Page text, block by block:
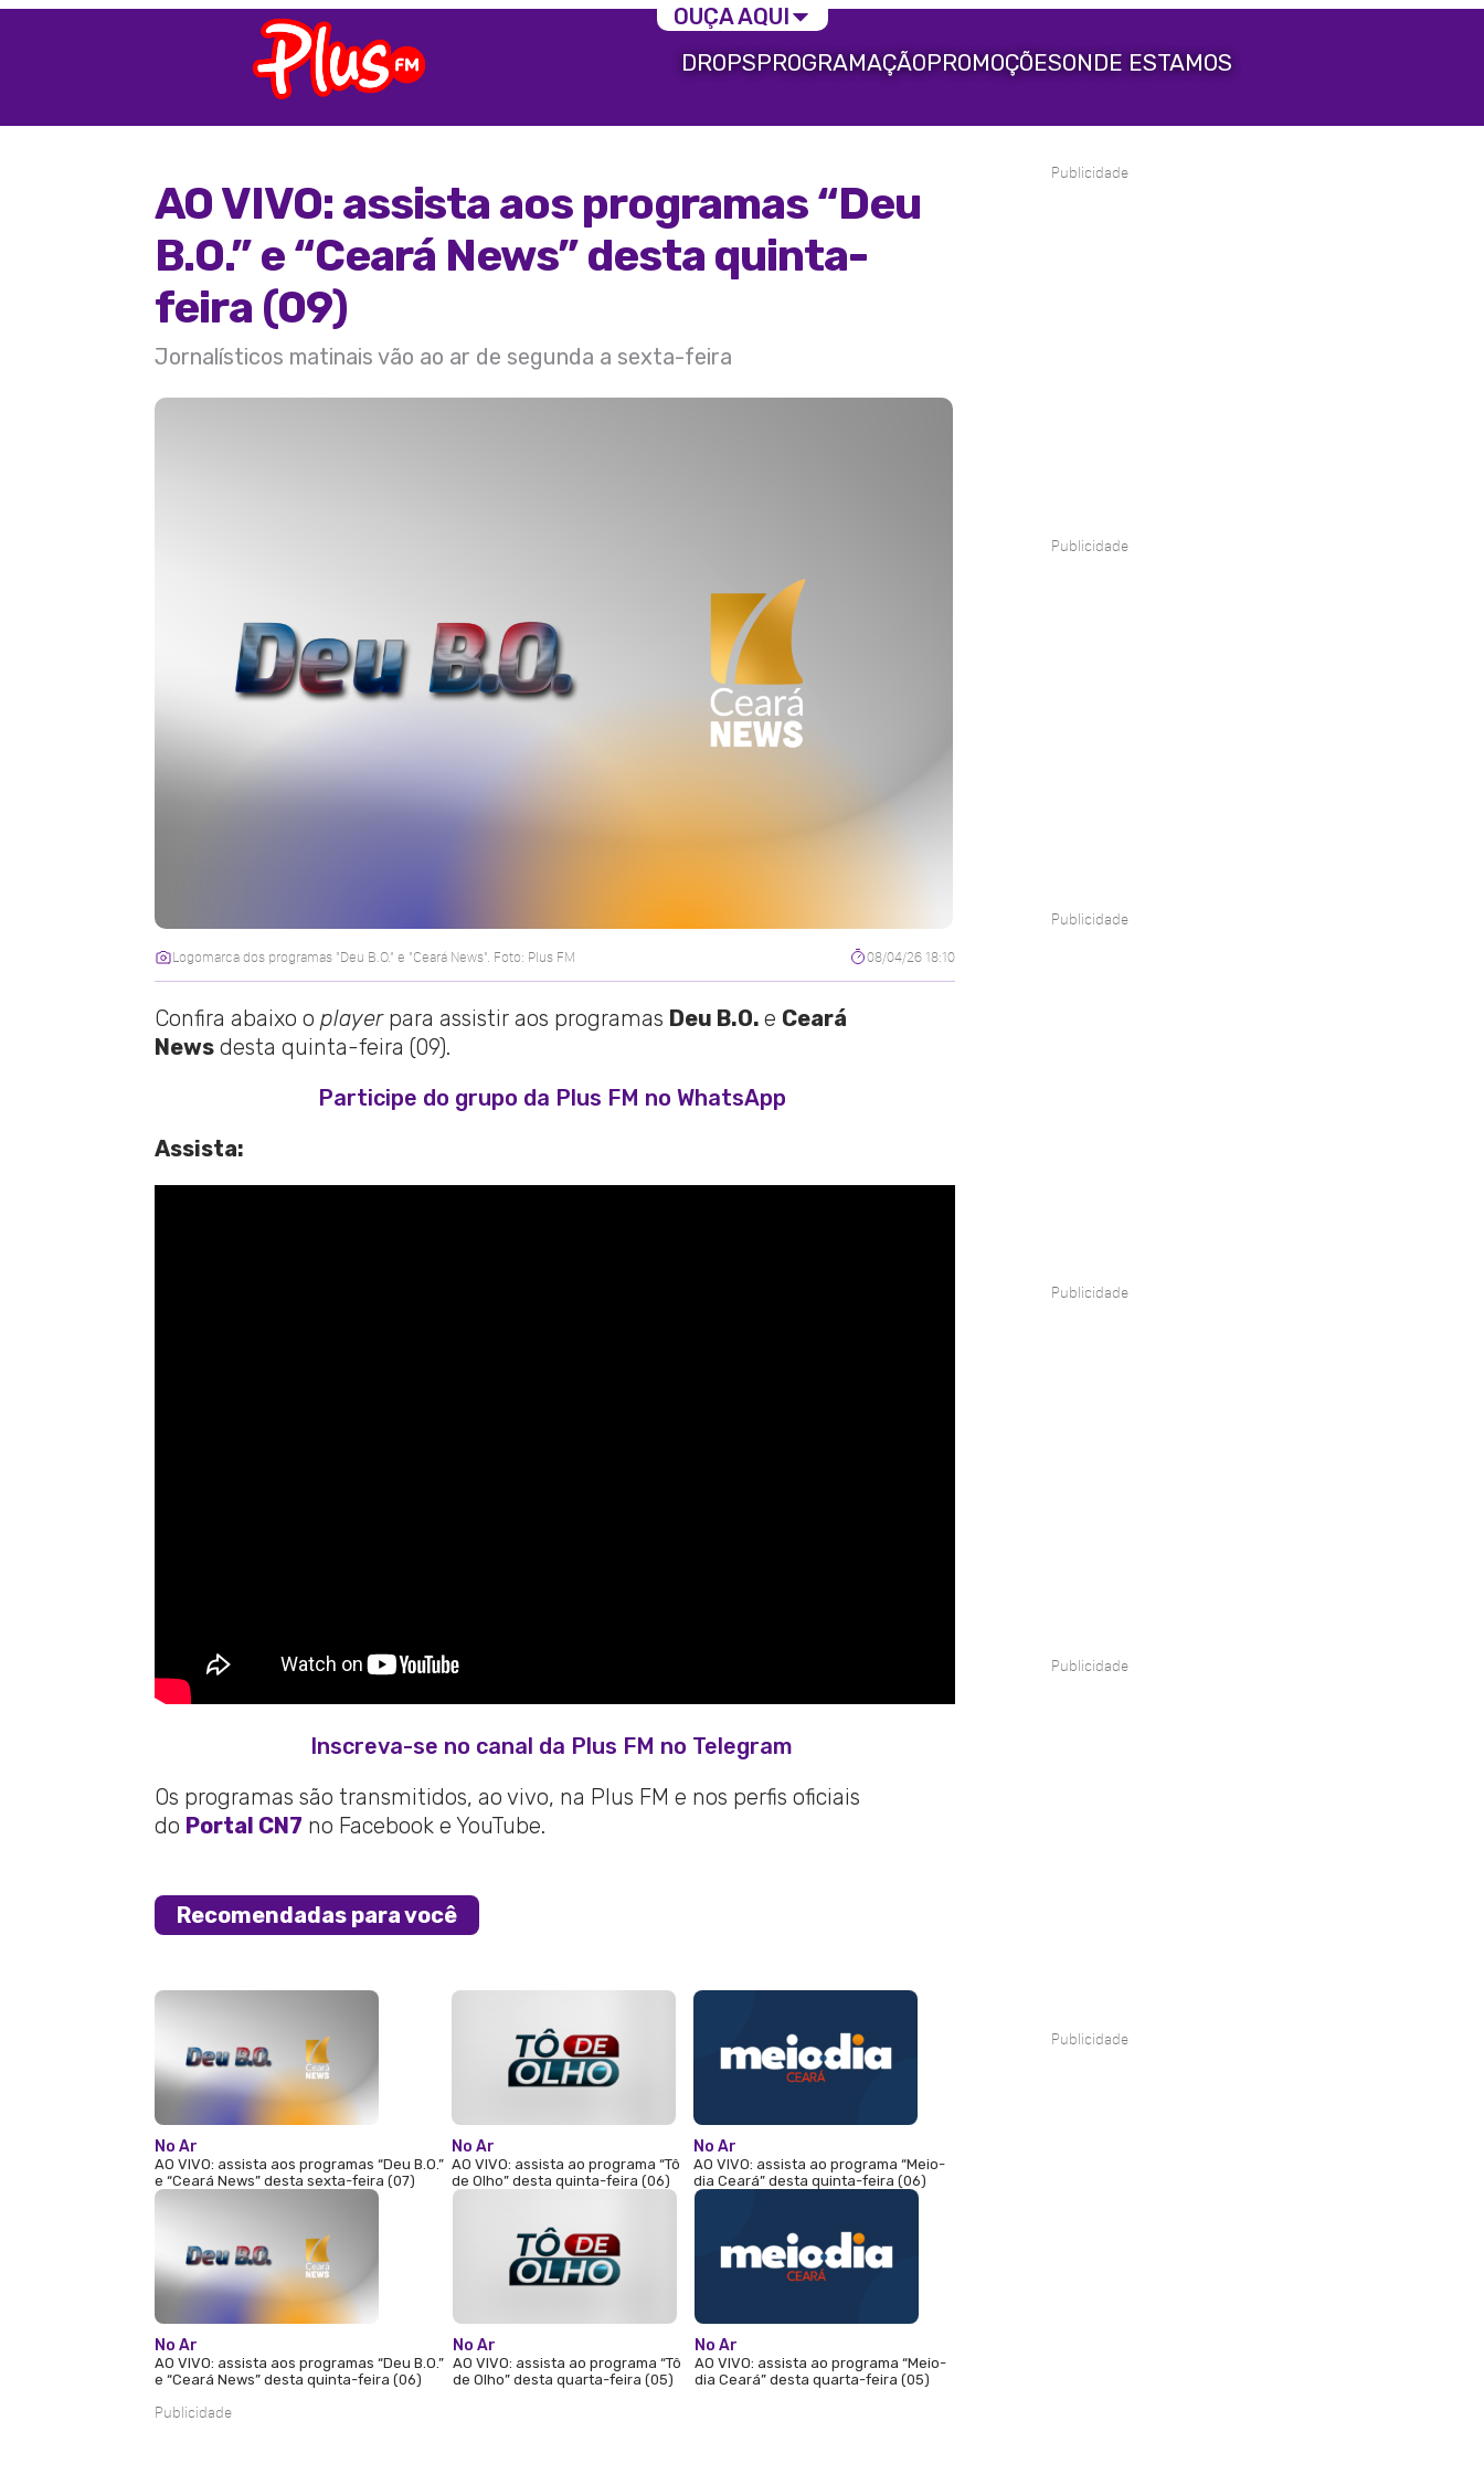
DROPSPROGRAMAÇÃOPROMOÇÕESONDE ESTAMOS
AO VIVO: assista aos programas “Deu
B.O.” e “Ceará News” desta quinta-
feira (09)
Jornalísticos matinais vão ao ar de segunda a sexta-feira
Logomarca dos programas "Deu B.O." e "Ceará News". Foto: Plus FM 08/04/26 18:10
Confira abaixo o playerpara assistir aos programas Deu B.O. e Ceará
Newsdesta quinta-feira (09).
Participe do grupo da Plus FM no WhatsApp
Assista:
Inscreva-se no canal da Plus FM no Telegram
Os programas são transmitidos, ao vivo, na Plus FM e nos perfis oficiais
do Portal CN7 no Facebook e YouTube.
Recomendadas para você
No Ar
AO VIVO: assista aos programas “Deu B.O.”
e “Ceará News” desta sexta-feira (07)
No Ar
AO VIVO: assista ao programa “Tô
de Olho” desta quinta-feira (06)
No Ar
AO VIVO: assista ao programa “Meio-
dia Ceará” desta quinta-feira (06)
No Ar
AO VIVO: assista aos programas “Deu B.O.”
e “Ceará News” desta quinta-feira (06)
No Ar
AO VIVO: assista ao programa “Tô
de Olho” desta quarta-feira (05)
No Ar
AO VIVO: assista ao programa “Meio-
dia Ceará” desta quarta-feira (05)
Publicidade
Publicidade
Publicidade
Publicidade
Publicidade
Publicidade
Publicidade
OUÇA AQUI